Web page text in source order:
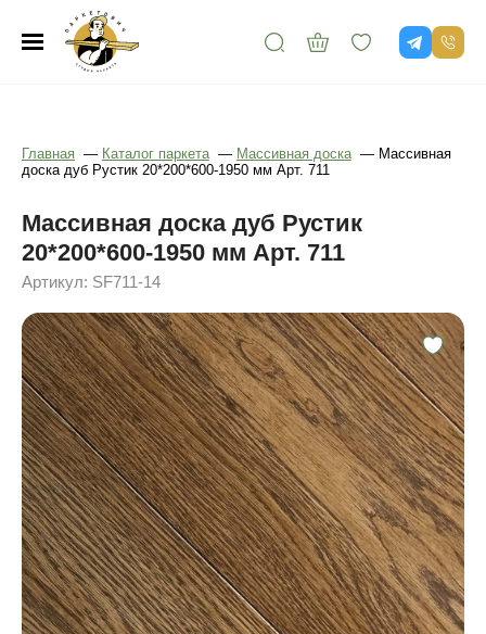
Главная — Каталог паркета — Массивная доска — Массивная
доска дуб Рустик 20*200*600-1950 мм Арт. 711
Массивная доска дуб Рустик
20*200*600-1950 мм Арт. 711
Артикул: SF711-14